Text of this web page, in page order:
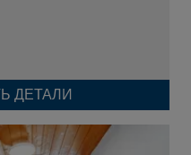
ДЕТАЛИ